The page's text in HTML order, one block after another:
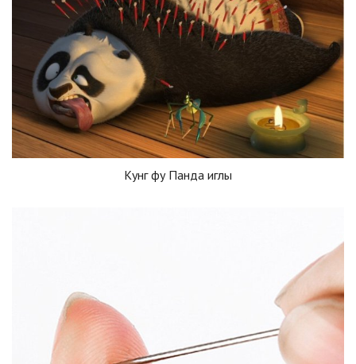
Кунг фу Панда иглы